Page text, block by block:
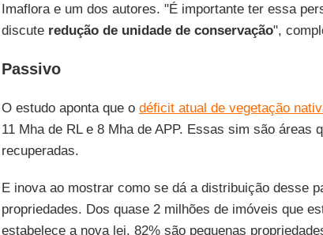
Imaflora e um dos autores. "É importante ter essa
discute redução de unidade de conservação",
Passivo
O estudo aponta que o déficit atual de vegetação
11 Mha de RL e 8 Mha de APP. Essas sim são áreas
recuperadas.
E inova ao mostrar como se dá a distribuição desse
propriedades. Dos quase 2 milhões de imóveis que
estabelece a nova lei, 82% são pequenas